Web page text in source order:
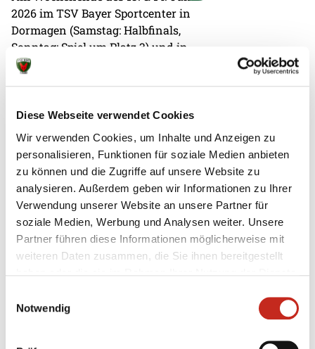
Diese Webseite verwendet Cookies
Wir verwenden Cookies, um Inhalte und Anzeigen zu
personalisieren, Funktionen für soziale Medien anbieten
zu können und die Zugriffe auf unsere Website zu
analysieren. Außerdem geben wir Informationen zu Ihrer
Verwendung unserer Website an unsere Partner für
soziale Medien, Werbung und Analysen weiter. Unsere
Partner führen diese Informationen möglicherweise mit
weiteren Daten zusammen, die Sie ihnen bereitgestellt
Notwendig
2026 im TSV Bayer Sportcenter in
Dormagen (Samstag: Halbfinals,
Sonntag: Spiel um Platz 3) und in
der LANXESS arena Köln (Sonntag:
des TruckScout24 EHF Final4 statt.
Die Tickets sind kostenlos und
beinhalten den Zugang zu allen 4
Spielen.
Wichtige Info:
Es werden
Extratickets für das Event
verschickt. Tickets für das
Einlass (auch nicht zum Finale in
der LANXESS arena)! Der Einlass in